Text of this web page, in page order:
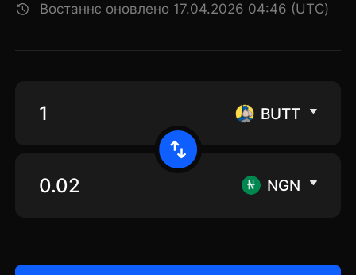
Востаннє оновлено 17.04.2026 04:46 (UTC)
BUTT
NGN